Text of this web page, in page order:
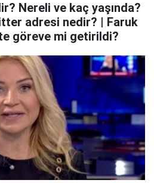
Nereli ve kaç yaşında?
adresi nedir? | Faruk
göreve mi getirildi?